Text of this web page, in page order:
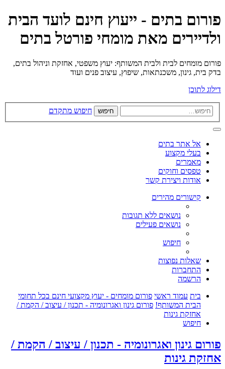
פורום בתים - ייעוץ חינם לועד הבית
ולדיירים מאת מומחי פורטל בתים
פורום מומחים לבית ולבית המשותף: יעוץ משפטי, אחזקת וניהול בתים,
בדק בית, גינון, משכנתאות, שיפוץ, עיצוב פנים ועוד
דילוג לתוכן
חיפוש חיפוש מתקדם
אל אתר בתים
בעלי מקצוע
מאמרים
טפסים וחוקים
אודות ויצירת קשר
קישורים מהירים
נושאים ללא תגובות
נושאים פעילים
חיפוש
שאלות נפוצות
התחברות
הרשמה
בית עמוד ראשי פורום מומחים - יעוץ מקצועי חינם בכל תחומי
הבית המשותף! פורום גינון ואגרונומיה - תכנון / עיצוב / הקמת /
אחזקת גינות
חיפוש
פורום גינון ואגרונומיה - תכנון / עיצוב / הקמת /
אחזקת גינות